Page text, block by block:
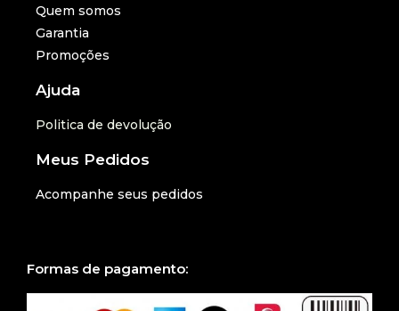
Quem somos
Garantia
Promoções
Ajuda
Politica de devolução
Meus Pedidos
Acompanhe seus pedidos
Formas de pagamento: